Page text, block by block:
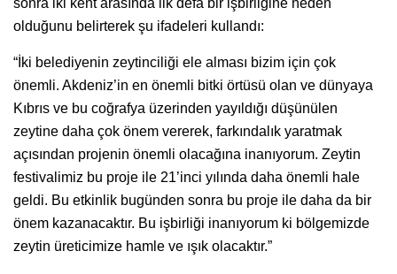
sonra iki kent arasında ilk defa bir işbirliğine neden
olduğunu belirterek şu ifadeleri kullandı:
“İki belediyenin zeytinciliği ele alması bizim için çok
önemli. Akdeniz’in en önemli bitki örtüsü olan ve dünyaya
Kıbrıs ve bu coğrafya üzerinden yayıldığı düşünülen
zeytine daha çok önem vererek, farkındalık yaratmak
açısından projenin önemli olacağına inanıyorum. Zeytin
festivalimiz bu proje ile 21’inci yılında daha önemli hale
geldi. Bu etkinlik bugünden sonra bu proje ile daha da bir
önem kazanacaktır. Bu işbirliği inanıyorum ki bölgemizde
zeytin üreticimize hamle ve ışık olacaktır.”